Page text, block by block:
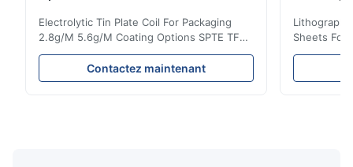
Electrolytic Tin Plate Coil For Packaging
2.8g/M 5.6g/M Coating Options SPTE TFS
Electrolytic Tin Plate Coil for Packaging -
2.8/2.8 & 5.6/5.6g/m Coating Options SPTE
TFS Electrolytic Tin Plate (ETP) represents
Contactez maintenant
Sheets For
929mm
packaging